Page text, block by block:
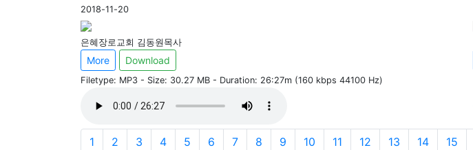
2018-11-20
은혜장로교회 김동원목사
More Download
Filetype: MP3 - Size: 30.27 MB - Duration: 26:27m (160 kbps 44100 Hz)
1 2 3 4 5 6 7 8 9 10 11 12 13 14 15